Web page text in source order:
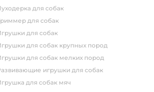
пуходерка для собак
триммер для собак
игрушки для собак
игрушки для собак крупных пород
игрушки для собак мелких пород
развивающие игрушки для собак
игрушка для собак мяч